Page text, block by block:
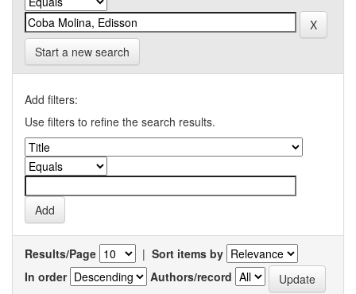
Start a new search
Add filters:
Use filters to refine the search results.
Results/Page | Sort items by
In order
Authors/record